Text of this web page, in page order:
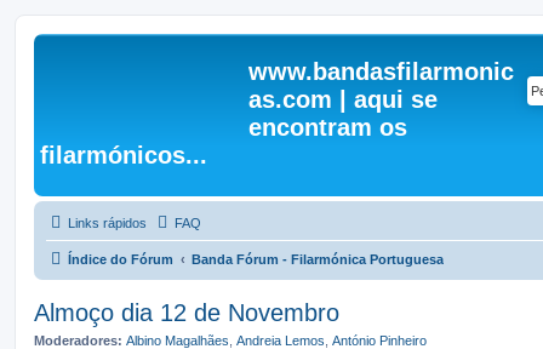
www.bandasfilarmonic
as.com | aqui se
encontram os
filarmónicos...
Links rápidos FAQ
Índice do Fórum Banda Fórum - Filarmónica Portuguesa
Almoço dia 12 de Novembro
Moderadores: Albino Magalhães Andreia Lemos António Pinheiro